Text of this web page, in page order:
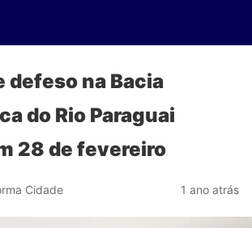
defeso na Bacia
do Rio Paraguai
28 de fevereiro
Cidade 1 ano atrás